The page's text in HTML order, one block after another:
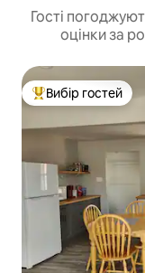
Гості
оцінки за
Топ вибір гостей
Вибір гостей